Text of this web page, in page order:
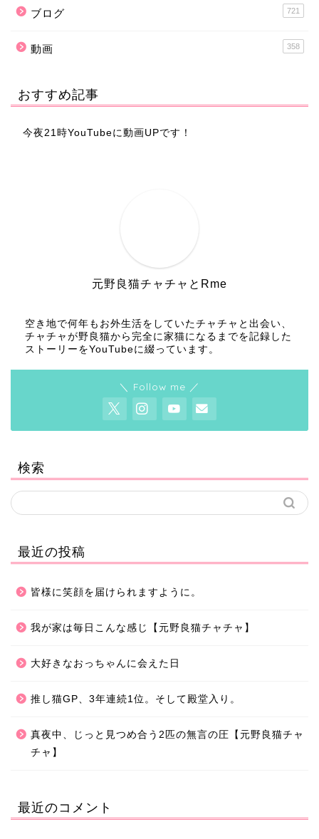
ブログ 721
動画 358
おすすめ記事
今夜21時YouTubeに動画UPです！
元野良猫チャチャとRme
空き地で何年もお外生活をしていたチャチャと出会い、
チャチャが野良猫から完全に家猫になるまでを記録した
ストーリーをYouTubeに綴っています。
＼ Follow me ／
検索
最近の投稿
皆様に笑顔を届けられますように。
我が家は毎日こんな感じ【元野良猫チャチャ】
大好きなおっちゃんに会えた日
推し猫GP、3年連続1位。そして殿堂入り。
真夜中、じっと見つめ合う2匹の無言の圧【元野良猫チャ
チャ】
最近のコメント